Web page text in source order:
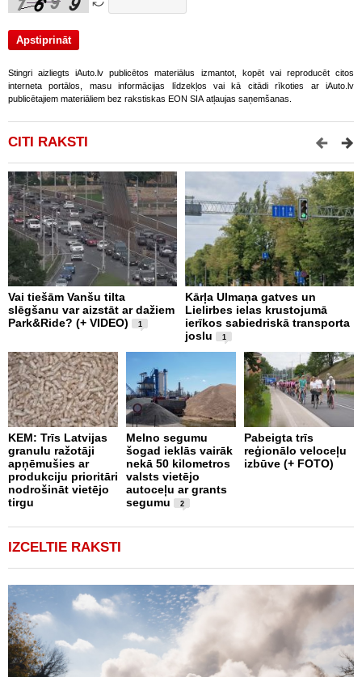
Stingri aizliegts iAuto.lv publicētos materiālus izmantot, kopēt vai reproducēt citos
interneta portālos, masu informācijas līdzekļos vai kā citādi rīkoties ar iAuto.lv
publicētajiem materiāliem bez rakstiskas EON SIA atļaujas saņemšanas.
CITI RAKSTI
Vai tiešām Vanšu tilta
slēgšanu var aizstāt ar dažiem
Park&Ride? (+ VIDEO)
1
Kārļa Ulmaņa gatves un
Lielirbes ielas krustojumā
ierīkos sabiedriskā transporta
joslu
1
KEM: Trīs Latvijas
granulu ražotāji
apņēmušies ar
produkciju prioritāri
nodrošināt vietējo
tirgu
Melno segumu
šogad ieklās vairāk
nekā 50 kilometros
valsts vietējo
autoceļu ar grants
segumu
2
Pabeigta trīs
reģionālo veloceļu
izbūve (+ FOTO)
IZCELTIE RAKSTI